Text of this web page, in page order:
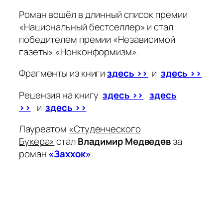
Роман вошёл в длинный список премии
«Национальный бестселлер» и стал
победителем премии «Независимой
газеты» «Нонконформизм».
Фрагменты из книгиздесь >> и здесь >>
Рецензия на книгуздесь >> здесь
>>
издесь >>
Лауреатом «Студенческого
Букера» сталВладимир Медведевза
роман«Заххок».